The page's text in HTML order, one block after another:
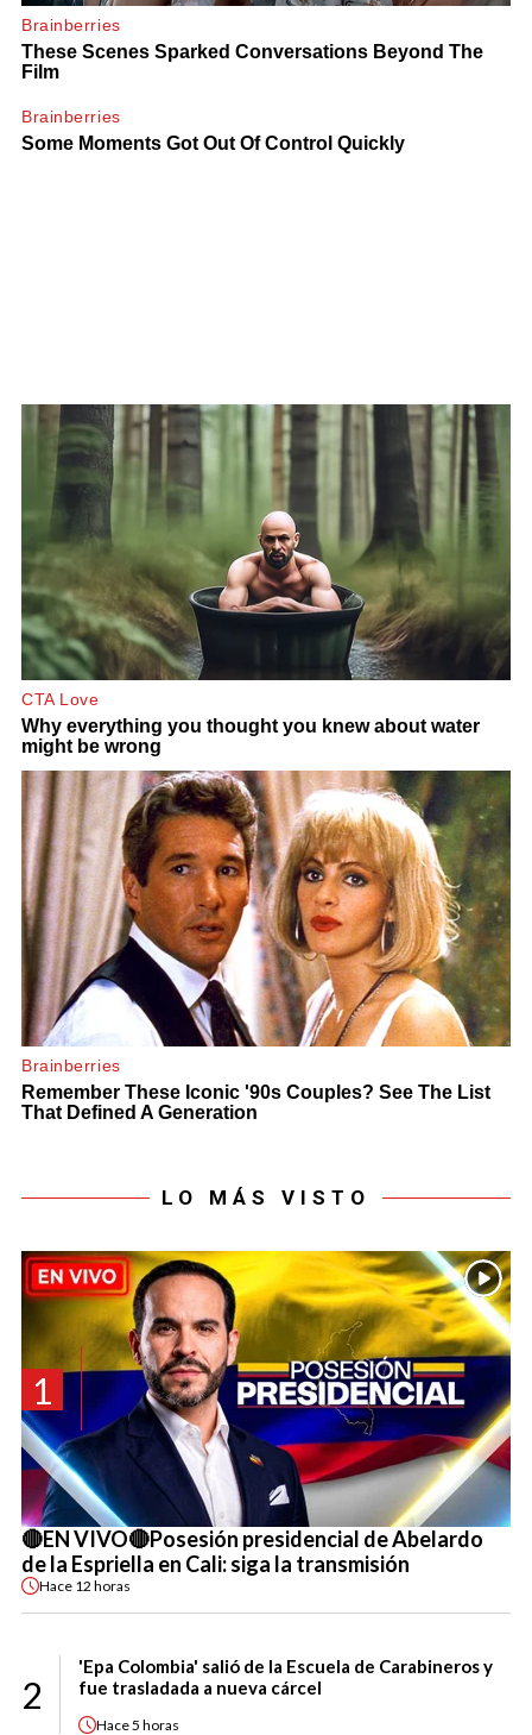
LO MÁS VISTO
1
🔴EN VIVO🔴Posesión presidencial de Abelardo
de la Espriella en Cali: siga la transmisión
Hace 12 horas
2
'Epa Colombia' salió de la Escuela de Carabineros y
fue trasladada a nueva cárcel
Hace5 horas